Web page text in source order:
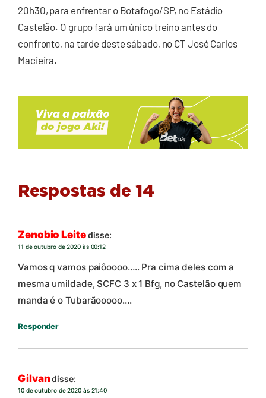
20h30, para enfrentar o Botafogo/SP, no Estádio
Castelão. O grupo fará um único treino antes do
confronto, na tarde deste sábado, no CT José Carlos
Macieira.
Respostas de 14
Zenobio Leitedisse:
11 de outubro de 2020 às 00:12
Vamos q vamos paiôoooo….. Pra cima deles com a
mesma umildade, SCFC 3 x 1 Bfg, no Castelão quem
manda é o Tubarãooooo….
Responder
Gilvandisse:
10 de outubro de 2020 às 21:40